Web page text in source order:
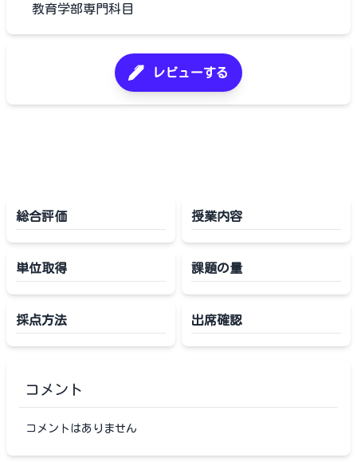
教育学部専門科目
レビューする
総合評価 授業内容
単位取得 課題の量
採点方法 出席確認
コメント
コメントはありません